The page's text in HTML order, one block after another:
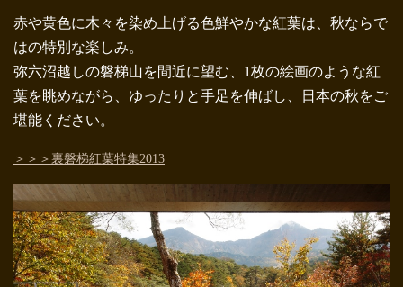
赤や黄色に木々を染め上げる色鮮やかな紅葉は、秋ならで
はの特別な楽しみ。
弥六沼越しの磐梯山を間近に望む、1枚の絵画のような紅
葉を眺めながら、ゆったりと手足を伸ばし、日本の秋をご
堪能ください。
＞＞＞裏磐梯紅葉特集2013